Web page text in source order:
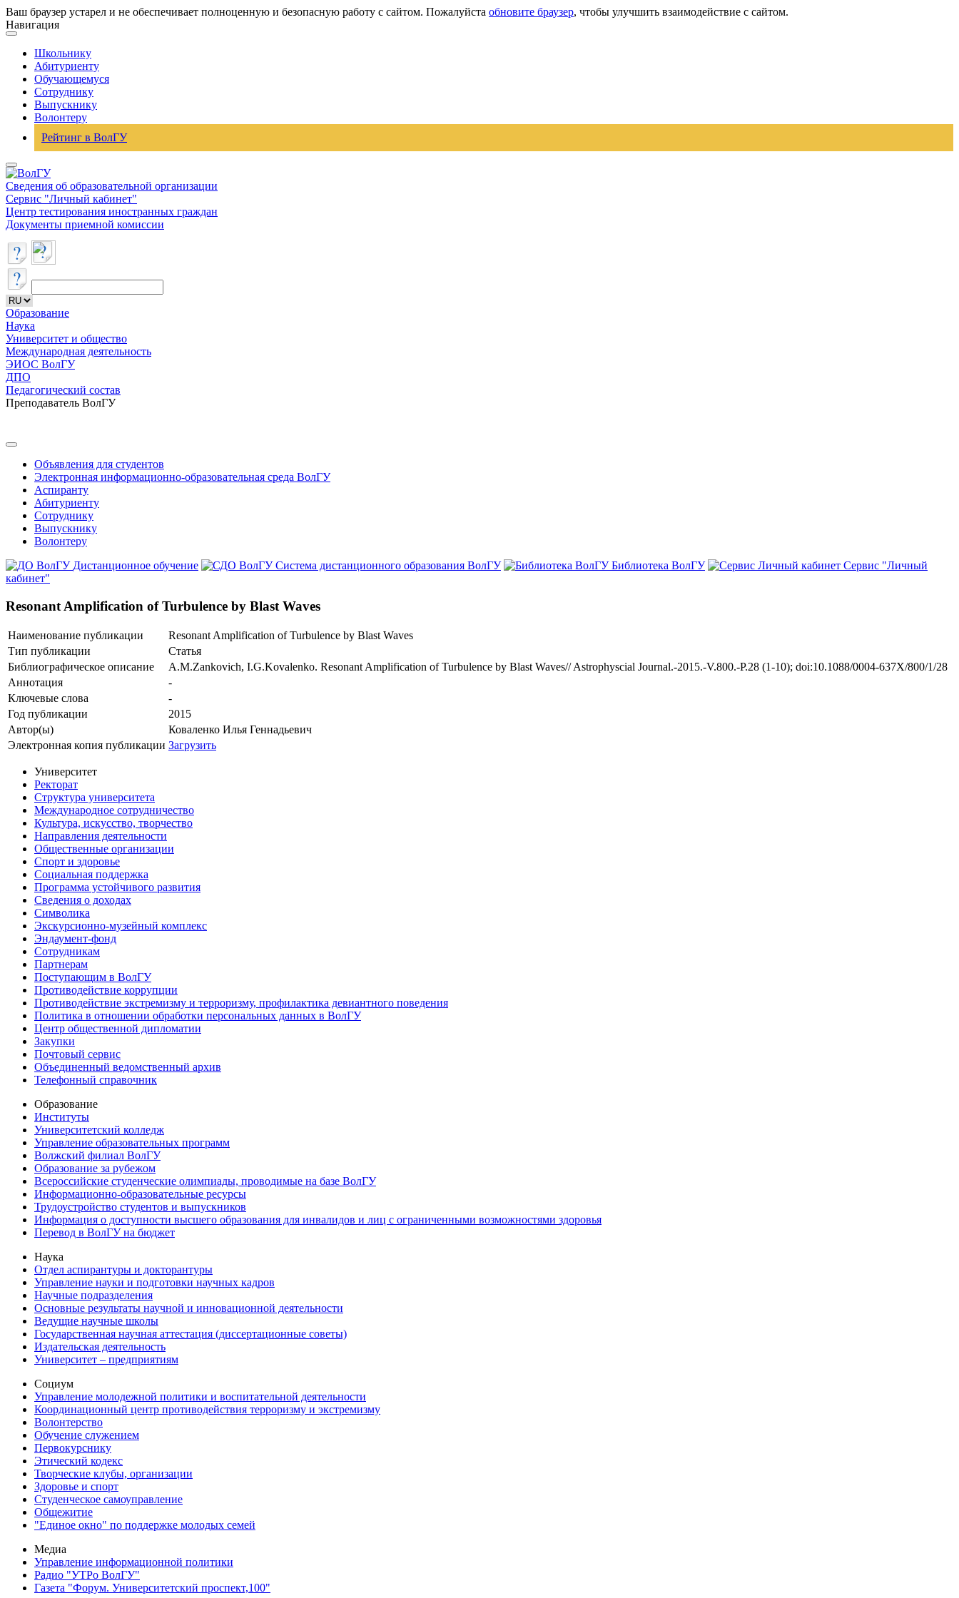
Ваш браузер устарел и не обеспечивает полноценную и безопасную работу с сайтом. Пожалуйста обновите браузер, чтобы улучшить взаимодействие с сайтом.
Навигация
Школьнику
Абитуриенту
Обучающемуся
Сотруднику
Выпускнику
Волонтеру
Рейтинг в ВолГУ
Сведения об образовательной организации
Сервис "Личный кабинет"
Центр тестирования иностранных граждан
Документы приемной комиссии
Образование
Наука
Университет и общество
Международная деятельность
ЭИОС ВолГУ
ДПО
Педагогический состав
Преподаватель ВолГУ
Объявления для студентов
Электронная информационно-образовательная среда ВолГУ
Аспиранту
Абитуриенту
Сотруднику
Выпускнику
Волонтеру
Дистанционное обучение
Система дистанционного образования ВолГУ Библиотека ВолГУ
Сервис "Личный
кабинет"
Resonant Amplification of Turbulence by Blast Waves
Наименование публикации
Resonant Amplification of Turbulence by Blast Waves
Тип публикации
Статья
Библиографическое описание
A.M.Zankovich, I.G.Kovalenko. Resonant Amplification of Turbulence by Blast Waves// Astrophyscial Journal.-2015.-V.800.-P.28 (1-10); doi:10.1088/0004-637X/800/1/28
Аннотация
-
Ключевые cлова
-
Год публикации
2015
Автор(ы)
Коваленко Илья Геннадьевич
Электронная копия публикации Загрузить
Университет
Ректорат
Структура университета
Международное сотрудничество
Культура, искусство, творчество
Направления деятельности
Общественные организации
Спорт и здоровье
Социальная поддержка
Программа устойчивого развития
Сведения о доходах
Символика
Экскурсионно-музейный комплекс
Эндаумент-фонд
Сотрудникам
Партнерам
Поступающим в ВолГУ
Противодействие коррупции
Противодействие экстремизму и терроризму, профилактика девиантного поведения
Политика в отношении обработки персональных данных в ВолГУ
Центр общественной дипломатии
Закупки
Почтовый сервис
Объединенный ведомственный архив
Телефонный справочник
Образование
Институты
Университетский колледж
Управление образовательных программ
Волжский филиал ВолГУ
Образование за рубежом
Всероссийские студенческие олимпиады, проводимые на базе ВолГУ
Информационно-образовательные ресурсы
Трудоустройство студентов и выпускников
Информация о доступности высшего образования для инвалидов и лиц с ограниченными возможностями здоровья
Перевод в ВолГУ на бюджет
Наука
Отдел аспирантуры и докторантуры
Управление науки и подготовки научных кадров
Научные подразделения
Основные результаты научной и инновационной деятельности
Ведущие научные школы
Государственная научная аттестация (диссертационные советы)
Издательская деятельность
Университет – предприятиям
Социум
Управление молодежной политики и воспитательной деятельности
Координационный центр противодействия терроризму и экстремизму
Волонтерство
Обучение служением
Первокурснику
Этический кодекс
Творческие клубы, организации
Здоровье и спорт
Студенческое самоуправление
Общежитие
"Единое окно" по поддержке молодых семей
Медиа
Управление информационной политики
Радио "УТРо ВолГУ"
Газета "Форум. Университетский проспект,100"